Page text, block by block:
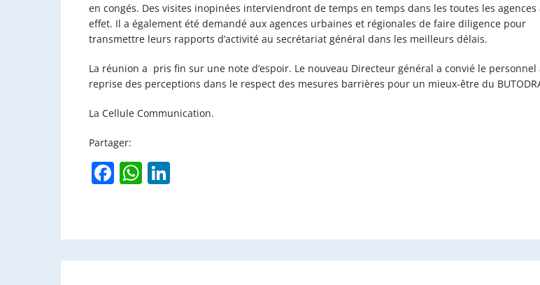
en congés. Des visites inopinées interviendront de temps en temps dans les toutes les agences
effet. Il a également été demandé aux agences urbaines et régionales de faire diligence pour
transmettre leurs rapports d’activité au secrétariat général dans les meilleurs délais.
La réunion a pris fin sur une note d’espoir. Le nouveau Directeur général a convié le personnel
reprise des perceptions dans le respect des mesures barrières pour un mieux-être du
La Cellule Communication.
Partager:
F
e
b
W
s
A
e
dI